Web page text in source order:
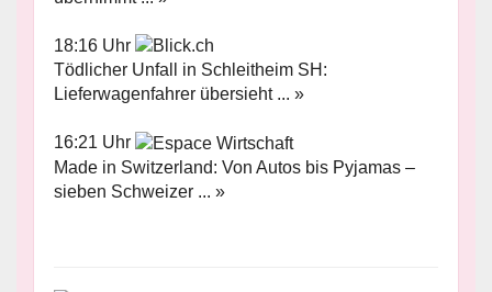
18:16 Uhr
Tödlicher Unfall in Schleitheim SH:
Lieferwagenfahrer übersieht ... »
16:21 Uhr
Made in Switzerland: Von Autos bis Pyjamas –
sieben Schweizer ... »